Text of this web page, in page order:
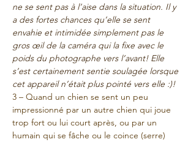
ne se sent pas à l’aise dans la situation. Il y
a des fortes chances qu’elle se sent
envahie et intimidée simplement pas le
gros œil de la caméra qui la fixe avec le
poids du photographe vers l’avant! Elle
s’est certainement sentie soulagée lorsque
cet appareil n’était plus pointé vers elle :)!
3 – Quand un chien se sent un peu
impressionné par un autre chien qui joue
trop fort ou lui court après, ou par un
humain qui se fâche ou le coince (serre)